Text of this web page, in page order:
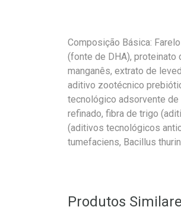
Composição Básica:
(fonte de DHA), proteinato
manganês, extrato de
aditivo zootécnico
tecnológico adsorvente de
refinado, fibra de trigo
(aditivos tecnológicos
tumefaciens, Bacillus
Produtos